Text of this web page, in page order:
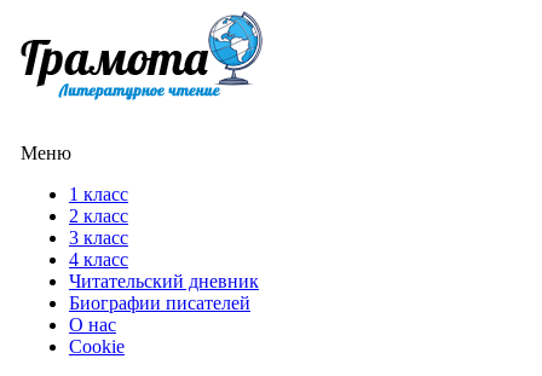
Меню
1 класс
2 класс
3 класс
4 класс
Читательский дневник
Биографии писателей
О нас
Cookie